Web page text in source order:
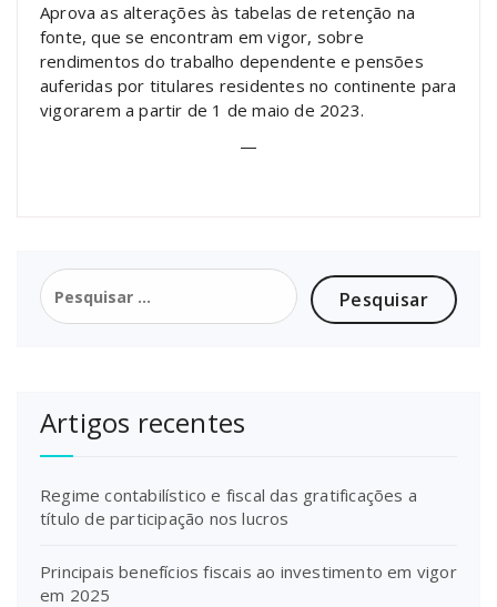
Aprova as alterações às tabelas de retenção na
fonte, que se encontram em vigor, sobre
rendimentos do trabalho dependente e pensões
auferidas por titulares residentes no continente para
vigorarem a partir de 1 de maio de 2023.
—
Pesquisar
por:
Artigos recentes
Regime contabilístico e fiscal das gratificações a
título de participação nos lucros
Principais benefícios fiscais ao investimento em vigor
em 2025